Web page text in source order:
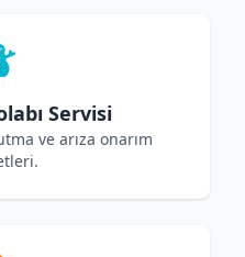
Servisi
ve arıza onarım